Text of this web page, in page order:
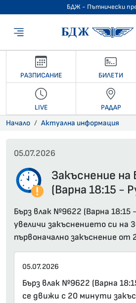
БДЖ - Пътнически
РАЗПИСАНИЕ БИЛЕТИ
LIVE РАДАР
Начало Актуална информация
05.07.2026
Закъснение на
(Варна 18:15 -
Бърз влак №9622 (Варна 18:15
увеличи закъснението си на
първоначално закъснение
05.07.2026
Бърз влак №9622 (Варна
се движи с 20 минути